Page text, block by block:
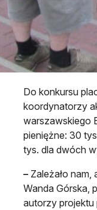
Do konkursu
koordynatorzy
warszawskiego
pieniężne: 30
tys. dla dwóch
– Zależało
Wanda Górska,
autorzy projektu